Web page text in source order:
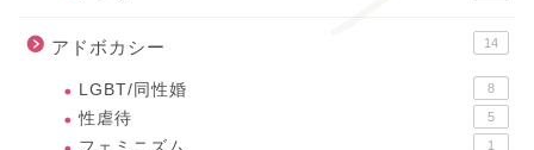
アドボカシー 14
LGBT/同性婚 8
性虐待 5
フェミニズム 1